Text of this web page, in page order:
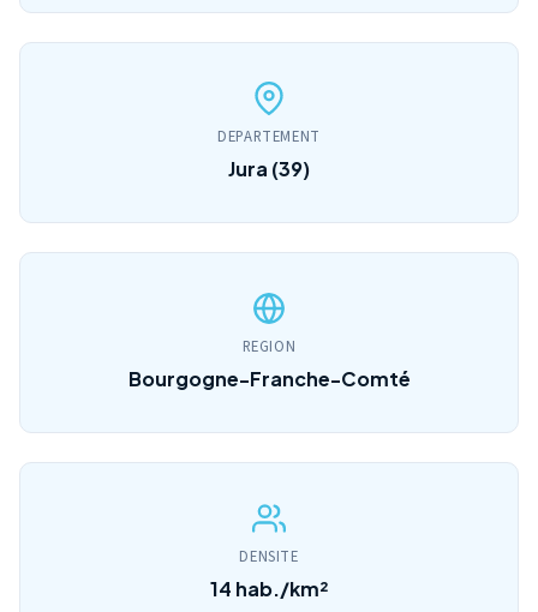
DEPARTEMENT
Jura (39)
REGION
Bourgogne-Franche-Comté
DENSITE
14 hab./km²